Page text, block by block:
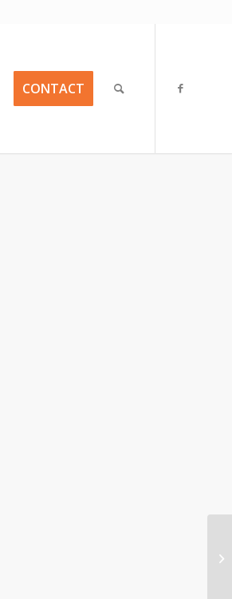
CONTACT